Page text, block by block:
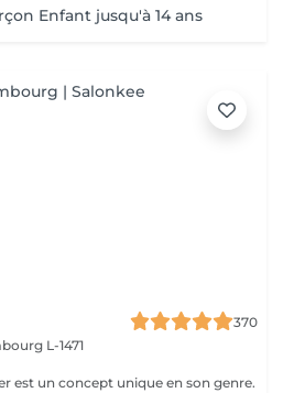
Enfant jusqu'à 14 ans
370
L-1471
est un concept unique en son genre.